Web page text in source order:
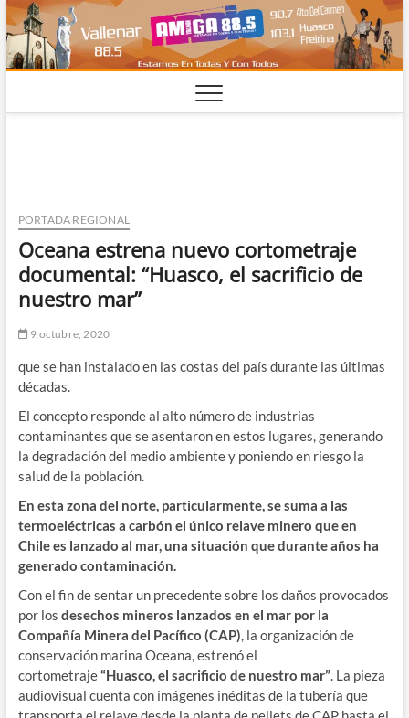
Saltar
al
contenido
PORTADA REGIONAL
Oceana estrena nuevo cortometraje
documental: “Huasco, el sacrificio de
nuestro mar”
9 octubre, 2020
que se han instalado en las costas del país durante las últimas
décadas.
El concepto responde al alto número de industrias
contaminantes que se asentaron en estos lugares, generando
la degradación del medio ambiente y poniendo en riesgo la
salud de la población.
En esta zona del norte, particularmente, se suma a las
termoeléctricas a carbón el único relave minero que en
Chile es lanzado al mar, una situación que durante años ha
generado contaminación.
Con el fin de sentar un precedente sobre los daños provocados
por los desechos mineros lanzados en el mar por la
Compañía Minera del Pacífico (CAP), la organización de
conservación marina Oceana, estrenó el
cortometraje“Huasco, el sacrificio de nuestro mar”. La pieza
audiovisual cuenta con imágenes inéditas de la tubería que